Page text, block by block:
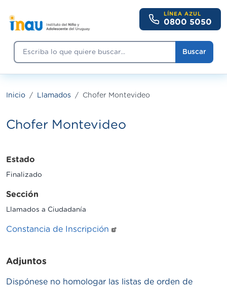
Buscar
Buscar
LÍNEA AZUL
0800 5050
Inicio Llamados Chofer Montevideo
Chofer Montevideo
Estado
Finalizado
Sección
Llamados a Ciudadanía
Constancia de Inscripción
Adjuntos
Dispónese no homologar las listas de orden de